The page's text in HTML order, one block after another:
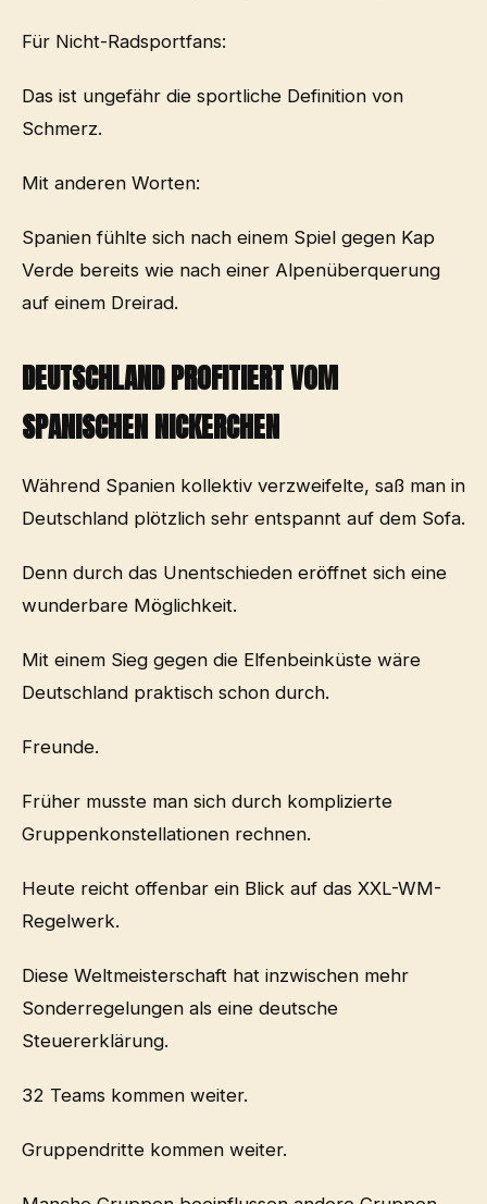
Für Nicht-Radsportfans:
Das ist ungefähr die sportliche Definition von
Schmerz.
Mit anderen Worten:
Spanien fühlte sich nach einem Spiel gegen Kap
Verde bereits wie nach einer Alpenüberquerung
auf einem Dreirad.
DEUTSCHLAND PROFITIERT VOM
SPANISCHEN NICKERCHEN
Während Spanien kollektiv verzweifelte, saß man in
Deutschland plötzlich sehr entspannt auf dem Sofa.
Denn durch das Unentschieden eröffnet sich eine
wunderbare Möglichkeit.
Mit einem Sieg gegen die Elfenbeinküste wäre
Deutschland praktisch schon durch.
Freunde.
Früher musste man sich durch komplizierte
Gruppenkonstellationen rechnen.
Heute reicht offenbar ein Blick auf das XXL-WM-
Regelwerk.
Diese Weltmeisterschaft hat inzwischen mehr
Sonderregelungen als eine deutsche
Steuererklärung.
32 Teams kommen weiter.
Gruppendritte kommen weiter.